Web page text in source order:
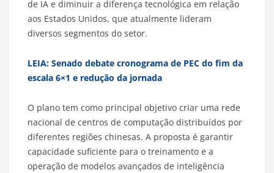
de IA e diminuir a diferença tecnológica em relação
aos Estados Unidos, que atualmente lideram
diversos segmentos do setor.
LEIA: Senado debate cronograma de PEC do fim da
escala 6×1 e redução da jornada
O plano tem como principal objetivo criar uma rede
nacional de centros de computação distribuídos por
diferentes regiões chinesas. A proposta é garantir
capacidade suficiente para o treinamento e a
operação de modelos avançados de inteligência